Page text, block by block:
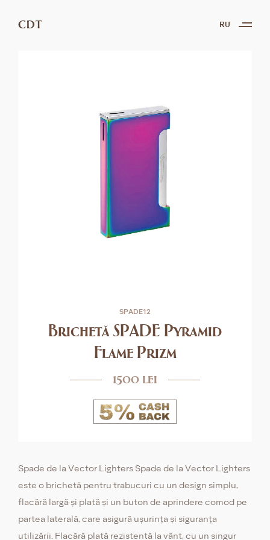
CDT RU
SPADE12
Brichetă SPADE Pyramid
Flame Prizm
1500 lei
Spade de la Vector Lighters Spade de la Vector Lighters
este o brichetă pentru trabucuri cu un design simplu,
flacără largă și plată și un buton de aprindere comod pe
partea laterală, care asigură ușurința și siguranța
utilizării. Flacără plată rezistentă la vânt, cu un singur